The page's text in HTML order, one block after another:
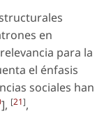
en
para la
el énfasis
sociales han
], [21],